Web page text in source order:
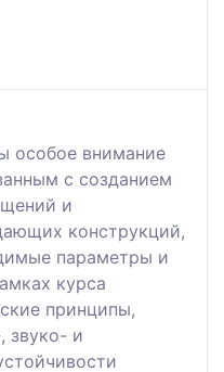
особое внимание
с созданием
и
конструкций,
параметры и
курса
принципы,
звуко- и